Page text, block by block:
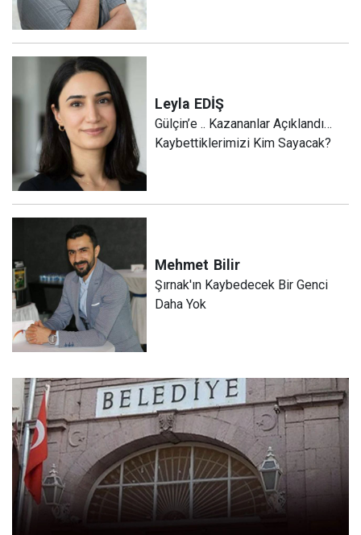
Leyla EDİŞ
Gülçin’e .. Kazananlar Açıklandı…
Kaybettiklerimizi Kim Sayacak?
Mehmet Bilir
Şırnak'ın Kaybedecek Bir Genci
Daha Yok